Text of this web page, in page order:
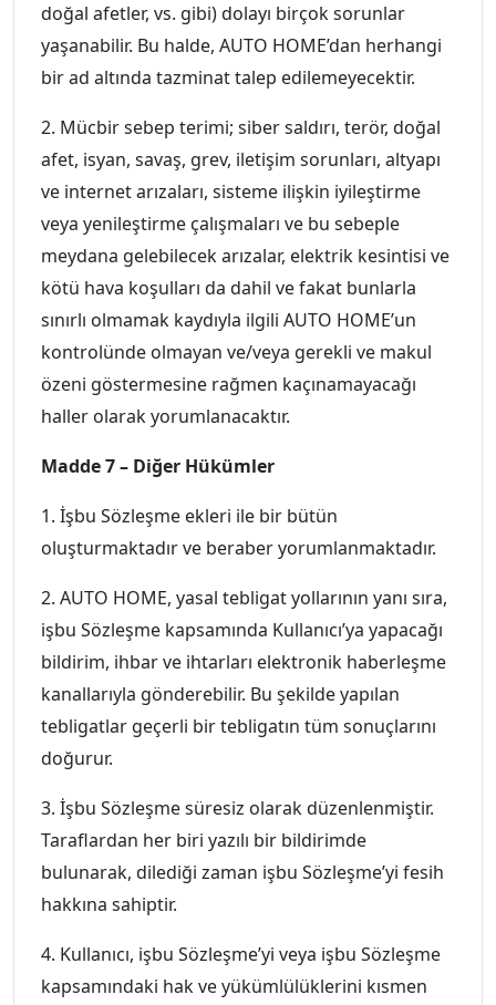
doğal afetler, vs. gibi) dolayı birçok sorunlar
yaşanabilir. Bu halde, AUTO HOME’dan herhangi
bir ad altında tazminat talep edilemeyecektir.
2. Mücbir sebep terimi; siber saldırı, terör, doğal
afet, isyan, savaş, grev, iletişim sorunları, altyapı
ve internet arızaları, sisteme ilişkin iyileştirme
veya yenileştirme çalışmaları ve bu sebeple
meydana gelebilecek arızalar, elektrik kesintisi ve
kötü hava koşulları da dahil ve fakat bunlarla
sınırlı olmamak kaydıyla ilgili AUTO HOME’un
kontrolünde olmayan ve/veya gerekli ve makul
özeni göstermesine rağmen kaçınamayacağı
haller olarak yorumlanacaktır.
Madde 7 – Diğer Hükümler
1. İşbu Sözleşme ekleri ile bir bütün
oluşturmaktadır ve beraber yorumlanmaktadır.
2. AUTO HOME, yasal tebligat yollarının yanı sıra,
işbu Sözleşme kapsamında Kullanıcı’ya yapacağı
bildirim, ihbar ve ihtarları elektronik haberleşme
kanallarıyla gönderebilir. Bu şekilde yapılan
tebligatlar geçerli bir tebligatın tüm sonuçlarını
doğurur.
3. İşbu Sözleşme süresiz olarak düzenlenmiştir.
Taraflardan her biri yazılı bir bildirimde
bulunarak, dilediği zaman işbu Sözleşme’yi fesih
hakkına sahiptir.
4. Kullanıcı, işbu Sözleşme’yi veya işbu Sözleşme
kapsamındaki hak ve yükümlülüklerini kısmen